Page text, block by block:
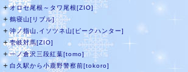
＋オロセ尾根～タワ尾根[ZIO]
＋ 鶴寝山[リブル]
＋沖ノ指山,イソツネ山[ピークハンター]
＋壱岐対馬[ZIO]
＋一ノ倉沢三段紅葉[tomo]
＋ 白久駅から小鹿野警察前[tokoro]